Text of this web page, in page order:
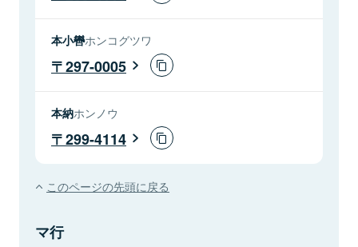
本小轡ホンコグツワ
297-0005
本納ホンノウ
299-4114
このページの先頭に戻る
マ行